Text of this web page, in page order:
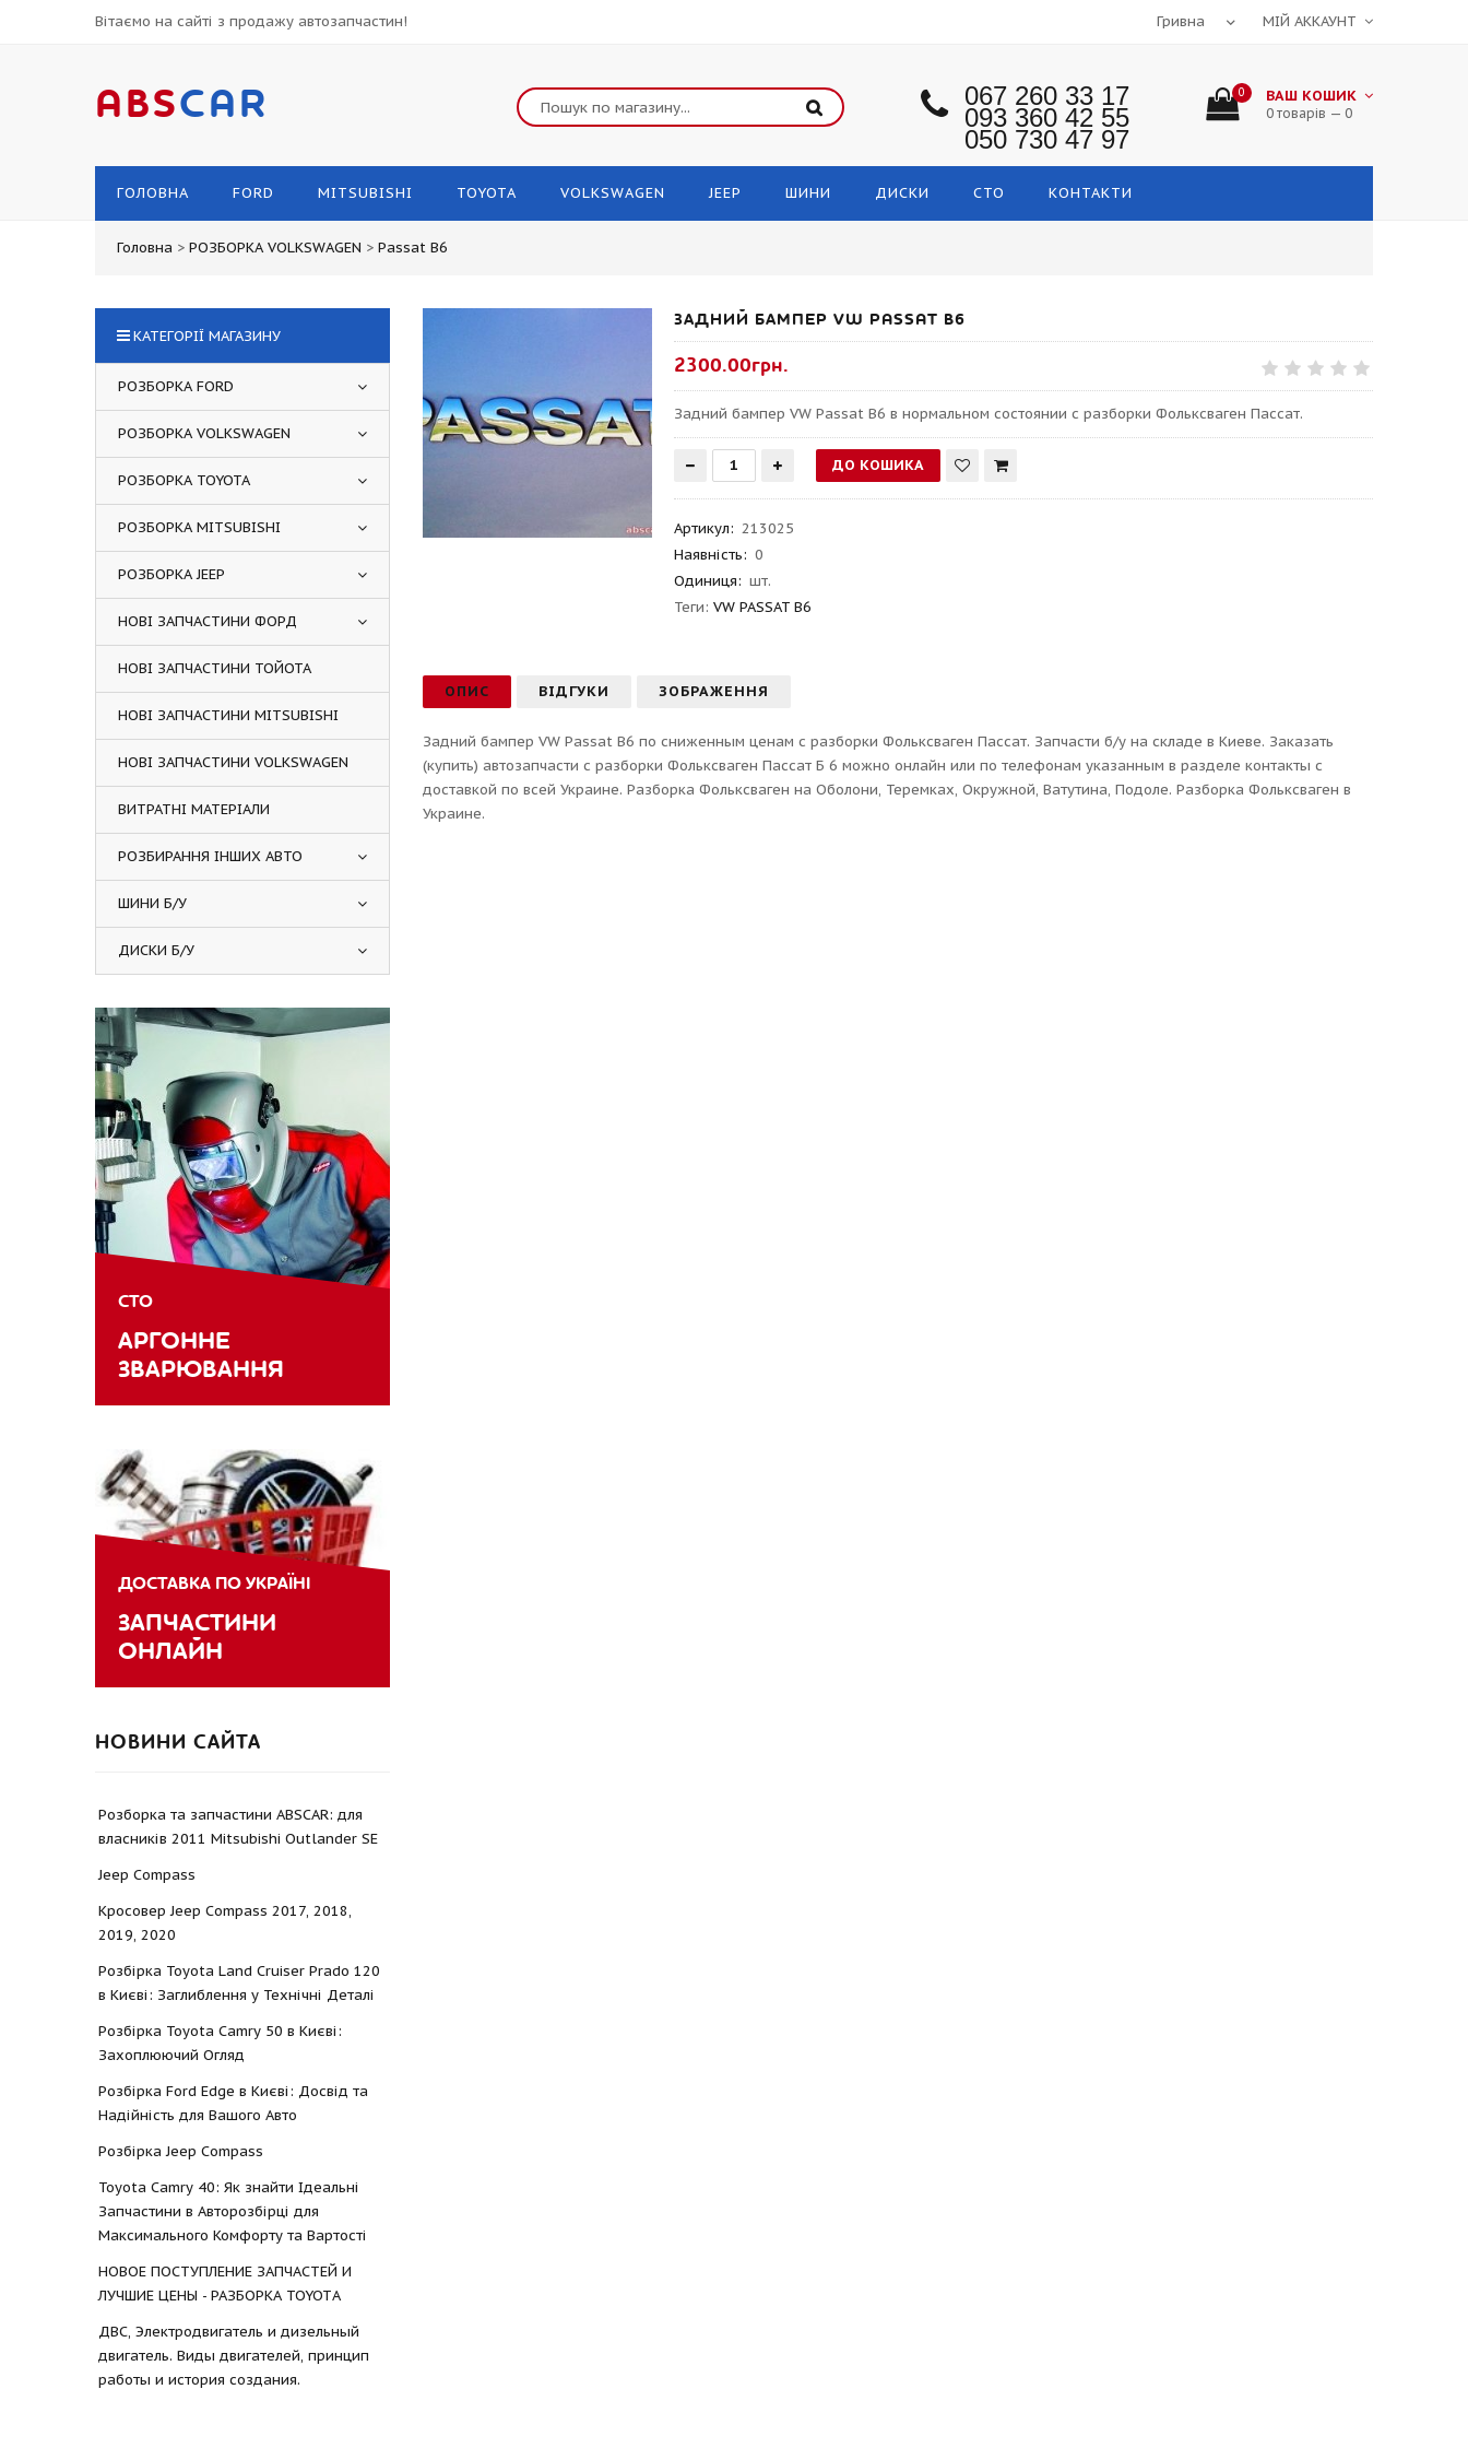
Вітаємо на сайті з продажу автозапчастин! МІЙ АККАУНТ
ABSCAR 067 260 33 17
093 360 42 55
050 730 47 97
0 ВАШ КОШИК
0 товарів — 0
ГОЛОВНА FORD MITSUBISHI TOYOTA VOLKSWAGEN JEEP ШИНИ ДИСКИ СТО КОНТАКТИ
Головна > РОЗБОРКА VOLKSWAGEN > Passat B6
ЗАДНИЙ БАМПЕР VW PASSAT B6
2300.00грн.
Задний бампер VW Passat B6 в нормальном состоянии с разборки Фольксваген Пассат.
Артикул: 213025
Наявність: 0
Одиниця: шт.
Теги:VW PASSAT B6
ОПИС ВІДГУКИ ЗОБРАЖЕННЯ
Задний бампер VW Passat B6 по сниженным ценам с разборки Фольксваген Пассат. Запчасти б/у на складе в Киеве. Заказать
(купить) автозапчасти с разборки Фольксваген Пассат Б 6 можно онлайн или по телефонам указанным в разделе контакты с
доставкой по всей Украине. Разборка Фольксваген на Оболони, Теремках, Окружной, Ватутина, Подоле. Разборка Фольксваген в
Украине.
КАТЕГОРІЇ МАГАЗИНУ
РОЗБОРКА FORD
РОЗБОРКА VOLKSWAGEN
РОЗБОРКА TOYOTA
РОЗБОРКА MITSUBISHI
РОЗБОРКА JEEP
НОВІ ЗАПЧАСТИНИ ФОРД
НОВІ ЗАПЧАСТИНИ ТОЙОТА
НОВІ ЗАПЧАСТИНИ MITSUBISHI
НОВІ ЗАПЧАСТИНИ VOLKSWAGEN
ВИТРАТНІ МАТЕРІАЛИ
РОЗБИРАННЯ ІНШИХ АВТО
ШИНИ Б/У
ДИСКИ Б/У
СТО
АРГОННЕ
ЗВАРЮВАННЯ
ДОСТАВКА ПО УКРАЇНІ
ЗАПЧАСТИНИ
ОНЛАЙН
НОВИНИ САЙТА
Розборка та запчастини ABSCAR: для
власників 2011 Mitsubishi Outlander SE
Jeep Compass
Кросовер Jeep Compass 2017, 2018,
2019, 2020
Розбірка Toyota Land Cruiser Prado 120
в Києві: Заглиблення у Технічні Деталі
Розбірка Toyota Camry 50 в Києві:
Захоплюючий Огляд
Розбірка Ford Edge в Києві: Досвід та
Надійність для Вашого Авто
Розбірка Jeep Compass
Toyota Camry 40: Як знайти Ідеальні
Запчастини в Авторозбірці для
Максимального Комфорту та Вартості
НОВОЕ ПОСТУПЛЕНИЕ ЗАПЧАСТЕЙ И
ЛУЧШИЕ ЦЕНЫ - РАЗБОРКА TOYOTА
ДВС, Электродвигатель и дизельный
двигатель. Виды двигателей, принцип
работы и история создания.